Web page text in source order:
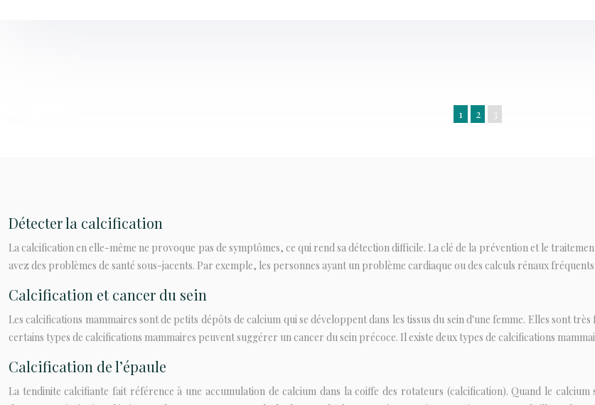
1 2 3
Détecter la calcification
La calcification en elle-même ne provoque pas de symptômes, ce qui rend sa détection difficile. La clé de la prévention et le
avez des problèmes de santé sous-jacents. Par exemple, les personnes ayant un problème cardiaque ou des calculs rénaux
Calcification et cancer du sein
Les calcifications mammaires sont de petits dépôts de calcium qui se développent dans les tissus du sein d'une femme. Elles sont
certains types de calcifications mammaires peuvent suggérer un cancer du sein précoce. Il existe deux types de calcifications
Calcification de l’épaule
La tendinite calcifiante fait référence à une accumulation de calcium dans la coiffe des rotateurs (calcification). Quand le